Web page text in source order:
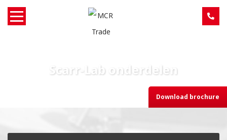
Service
Scarr-Lab onderdelen
Download brochure